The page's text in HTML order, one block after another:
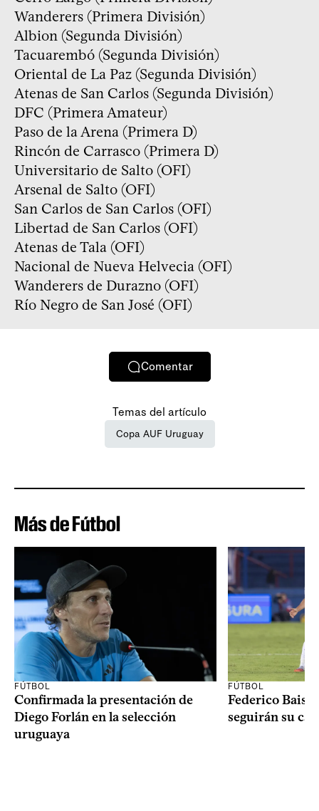
Wanderers (Primera División)
Albion (Segunda División)
Tacuarembó (Segunda División)
Oriental de La Paz (Segunda División)
Atenas de San Carlos (Segunda División)
DFC (Primera Amateur)
Paso de la Arena (Primera D)
Rincón de Carrasco (Primera D)
Universitario de Salto (OFI)
Arsenal de Salto (OFI)
San Carlos de San Carlos (OFI)
Libertad de San Carlos (OFI)
Atenas de Tala (OFI)
Nacional de Nueva Helvecia (OFI)
Wanderers de Durazno (OFI)
Río Negro de San José (OFI)
Comentar
Temas del artículo
Copa AUF Uruguay
Más de Fútbol
FÚTBOL
Confirmada la presentación de
Diego Forlán en la selección
uruguaya
FÚTBOL
Federico Bais
seguirán su